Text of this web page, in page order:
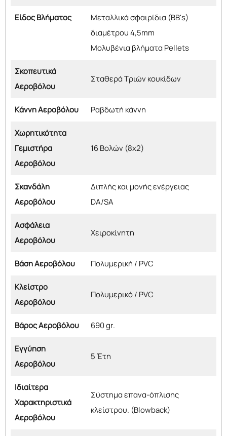
Είδος Βλήματος
Μεταλλικά σφαιρίδια (BB's)
διαμέτρου 4,5mm
Μολυβένια βλήματα Pellets
Σκοπευτικά
Αεροβόλου
Σταθερά Τριών κουκίδων
Κάννη Αεροβόλου Ραβδωτή κάννη
Χωρητικότητα
Γεμιστήρα
Αεροβόλου
16 Βολών (8x2)
Σκανδάλη
Αεροβόλου
Διπλής και μονής ενέργειας
DA/SA
Ασφάλεια
Αεροβόλου
Χειροκίνητη
Βάση Αεροβόλου Πολυμερική / PVC
Κλείστρο
Αεροβόλου
Πολυμερικό / PVC
Βάρος Αεροβόλου 690 gr.
Εγγύηση
Αεροβόλου
5 Έτη
Ιδιαίτερα
Χαρακτηριστικά
Αεροβόλου
Σύστημα επανα-όπλισης
κλείστρου. (Blowback)